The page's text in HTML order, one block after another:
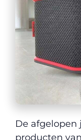
De afgelopen
producten